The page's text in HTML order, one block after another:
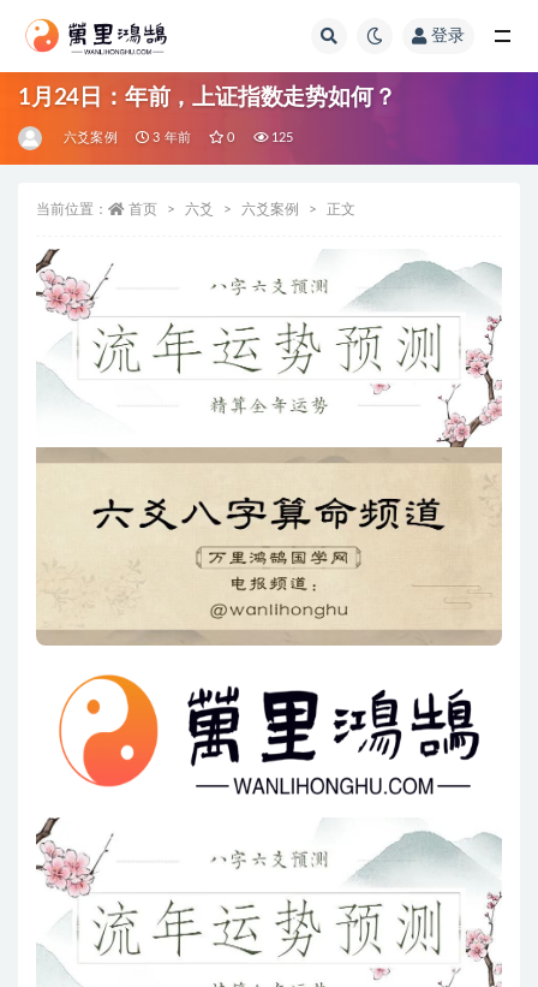
登录
1月24日：年前，上证指数走势如何？
六爻案例 3 年前 0 125
当前位置： 首页 六爻 六爻案例 正文